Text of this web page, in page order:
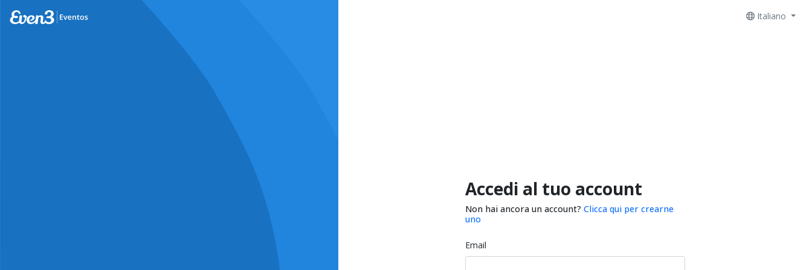
Italiano
Accedi al tuo account
Non hai ancora un account? Clicca qui per crearne
uno
Email